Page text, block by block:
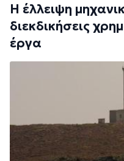
Η έλλειψη
διεκδικήσεις
έργα